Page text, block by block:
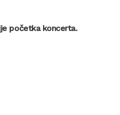
početka koncerta.